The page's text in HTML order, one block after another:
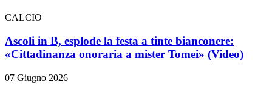
CALCIO
Ascoli in B, esplode la festa a tinte bianconere:
«Cittadinanza onoraria a mister Tomei» (Video)
07 Giugno 2026